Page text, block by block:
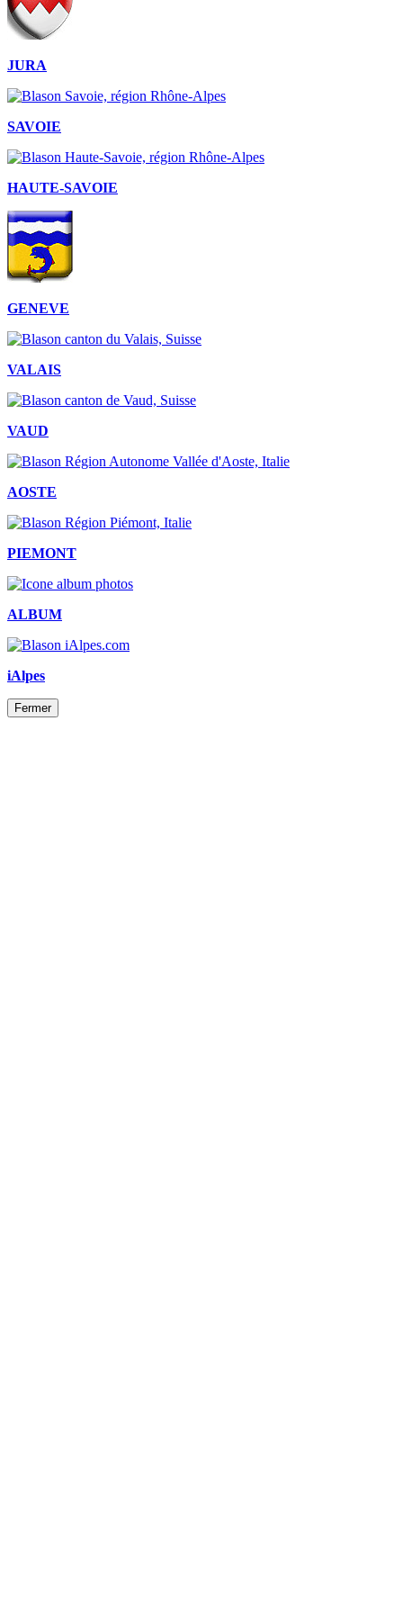
JURA
SAVOIE
HAUTE-SAVOIE
GENEVE
VALAIS
VAUD
AOSTE
PIEMONT
ALBUM
iAlpes
Fermer